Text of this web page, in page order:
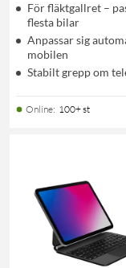
För fläktgallret –
flesta bilar
Anpassar sig
mobilen
Stabilt grepp om
Online: 100+ st